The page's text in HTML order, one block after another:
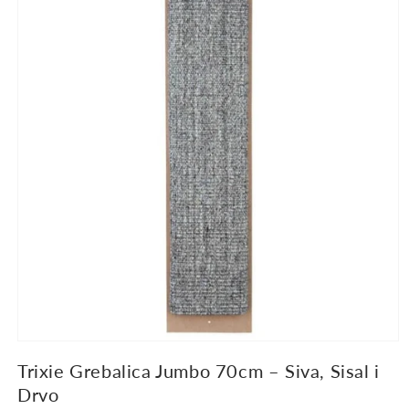
Trixie Grebalica Jumbo 70cm – Siva, Sisal i
Drvo